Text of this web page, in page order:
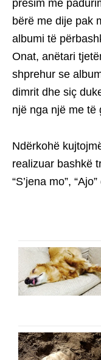
presim me
bërë me dije pak
albumi të
Onat, anëtari
shprehur se
dimrit dhe siç
një nga një me të
Ndërkohë
realizuar bashkë
“S’jena mo”,